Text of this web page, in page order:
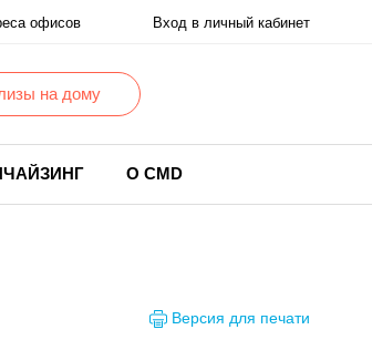
офисов Вход в личный кабинет
на дому
О CMD
Версия для печати